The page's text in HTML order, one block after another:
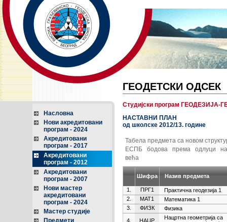
ГЕОДЕТСКИ ОДСЕК
Насловна
Нови акредитовани
програм - 2024
Акредитовани
програм - 2017
Акредитовани
програм - 2012
Акредитовани
програм - 2007
Нови мастер
акредитовани
програм - 2024
Мастер студије
Предмети
Студијски програм ГЕОДЕЗИЈА-
НАСТАВНИ ПЛАН
од школске 2012/13. године
Табела предмета са новом
ЕСПБ бодова према одлуци
већа
Шифра Назив предмета
1. ПРГ1
Практична геодезија 1
2.
МАТ1
Математика 1
3.
ФИЗК
Физика
4.
НАЦР
Нацртна геометрија са